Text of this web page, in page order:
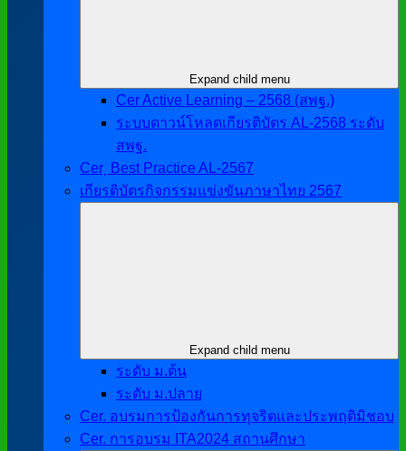
Expand child menu
Cer Active Learning – 2568 (สพฐ.)
ระบบดาวน์โหลดเกียรติบัตร AL-2568 ระดับ
สพฐ.
Cer ฺ Best Practice AL-2567
เกียรติบัตรกิจกรรมแข่งขันภาษาไทย 2567
Expand child menu
ระดับ ม.ต้น
ระดับ ม.ปลาย
Cer. อบรมการป้องกันการทุจริตและประพฤติมิชอบ
Cer. การอบรม ITA2024 สถานศึกษา